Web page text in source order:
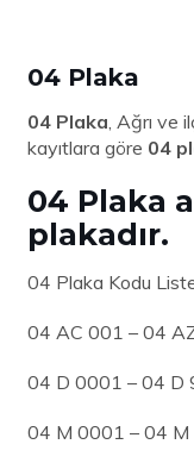
04 Plaka
04 Plaka, Ağrı ve
kayıtlara göre 04
04 Plaka
plakadır.
04 Plaka Kodu
04 AC 001 – 04
04 D 0001 – 04 D
04 M 0001 – 04